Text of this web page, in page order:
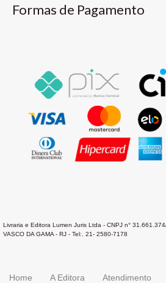
Formas de Pagamento
Livraria e Editora Lumen Juris Ltda - CNPJ n°
VASCO DA GAMA - RJ - Tel:. 21- 2580-7178
Home A Editora Atendimento